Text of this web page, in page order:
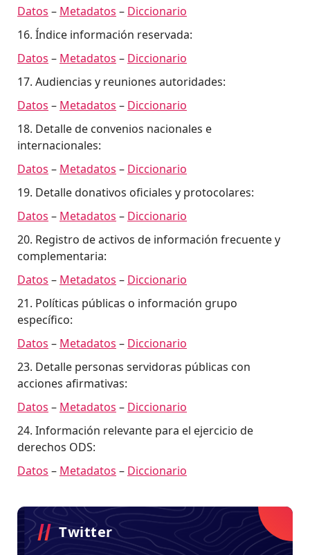
Datos – Metadatos – Diccionario
16. Índice información reservada:
Datos – Metadatos – Diccionario
17. Audiencias y reuniones autoridades:
Datos – Metadatos – Diccionario
18. Detalle de convenios nacionales e
internacionales:
Datos – Metadatos – Diccionario
19. Detalle donativos oficiales y protocolares:
Datos – Metadatos – Diccionario
20. Registro de activos de información frecuente y
complementaria:
Datos – Metadatos – Diccionario
21. Políticas públicas o información grupo
específico:
Datos – Metadatos – Diccionario
23. Detalle personas servidoras públicas con
acciones afirmativas:
Datos – Metadatos – Diccionario
24. Información relevante para el ejercicio de
derechos ODS:
Datos – Metadatos – Diccionario
Twitter